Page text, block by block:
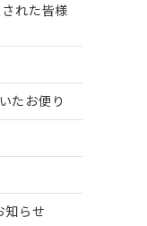
れた皆様
たお便り
知らせ